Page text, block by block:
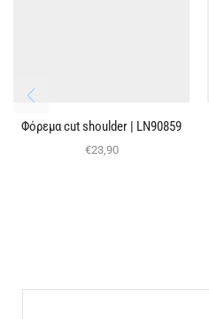
Φόρεμα cut shoulder | LN90859
€23,90